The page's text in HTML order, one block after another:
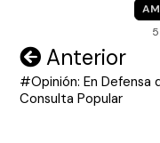
Navegación
de
Anterior
#Opinión: En Defensa
Consulta Popular